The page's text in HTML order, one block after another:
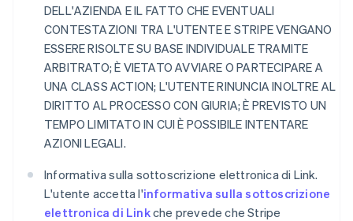
DELL'AZIENDA E IL FATTO CHE EVENTUALI
CONTESTAZIONI TRA L'UTENTE E STRIPE VENGANO
ESSERE RISOLTE SU BASE INDIVIDUALE TRAMITE
ARBITRATO; È VIETATO AVVIARE O PARTECIPARE A
UNA CLASS ACTION; L'UTENTE RINUNCIA INOLTRE AL
DIRITTO AL PROCESSO CON GIURIA; È PREVISTO UN
TEMPO LIMITATO IN CUI È POSSIBILE INTENTARE
AZIONI LEGALI.
Informativa sulla sottoscrizione elettronica di Link.
L'utente accetta l'informativa sulla sottoscrizione
elettronica di Linkche prevede che Stripe